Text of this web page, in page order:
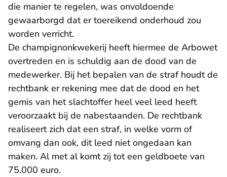
die manier te regelen, was onvoldoende
gewaarborgd dat er toereikend onderhoud zou
worden verricht.
De champignonkwekerij heeft hiermee de Arbowet
overtreden en is schuldig aan de dood van de
medewerker. Bij het bepalen van de straf houdt de
rechtbank er rekening mee dat de dood en het
gemis van het slachtoffer heel veel leed heeft
veroorzaakt bij de nabestaanden. De rechtbank
realiseert zich dat een straf, in welke vorm of
omvang dan ook, dit leed niet ongedaan kan
maken. Al met al komt zij tot een geldboete van
75.000 euro.